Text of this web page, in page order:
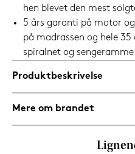
hen blevet den mest
5 års garanti på motor
på madrassen og hele
spiralnet og
Produktbeskrivelse
Mere om brandet